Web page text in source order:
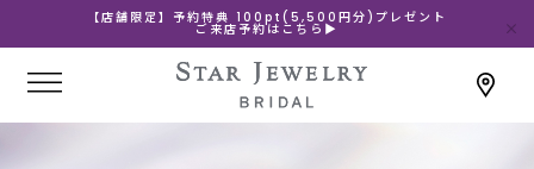
【店舗限定】予約特典 100pt(5,500円分)プレゼント
ご来店予約はこちら▶